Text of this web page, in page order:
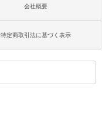
会社概要
特定商取引法に基づく表示